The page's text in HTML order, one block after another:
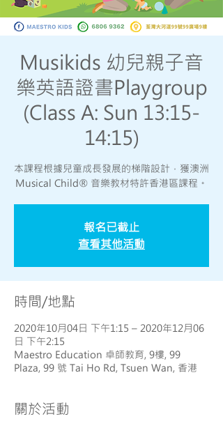
Musikids 幼兒親子音
樂英語證書Playgroup
(Class A: Sun 13:15-
14:15)
本課程根據兒童成長發展的梯階設計，獲澳洲
Musical Child® 音樂教材特許香港區課程。
報名已截止
查看其他活動
時間/地點
2020年10月04日 下午1:15 – 2020年12月06
日 下午2:15
Maestro Education 卓師教育, 9樓, 99
Plaza, 99 號 Tai Ho Rd, Tsuen Wan, 香港
關於活動